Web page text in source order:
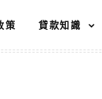
策 貸款知識